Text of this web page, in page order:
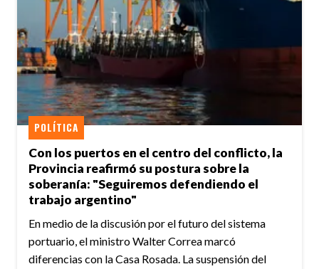
Con los puertos en el centro del conflicto, la
Provincia reafirmó su postura sobre la
soberanía: "Seguiremos defendiendo el
trabajo argentino"
POLÍTICA
En medio de la discusión por el futuro del sistema
portuario, el ministro Walter Correa marcó
diferencias con la Casa Rosada. La suspensión del